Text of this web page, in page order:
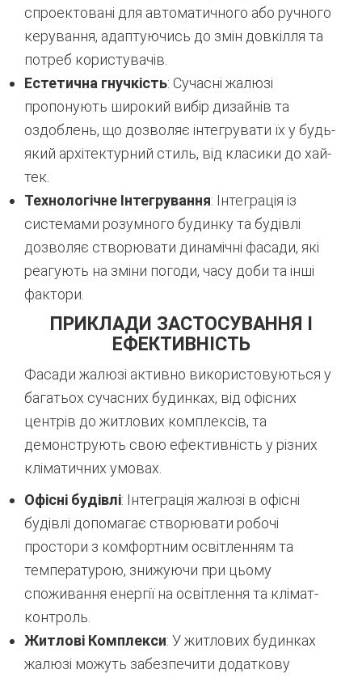
спроектовані для автоматичного або ручного
керування, адаптуючись до змін довкілля та
потреб користувачів.
Естетична гнучкість: Сучасні жалюзі
пропонують широкий вибір дизайнів та
оздоблень, що дозволяє інтегрувати їх у будь-
який архітектурний стиль, від класики до хай-
тек.
Технологічне Інтегрування: Інтеграція із
системами розумного будинку та будівлі
дозволяє створювати динамічні фасади, які
реагують на зміни погоди, часу доби та інші
фактори.
ПРИКЛАДИ ЗАСТОСУВАННЯ І
ЕФЕКТИВНІСТЬ
Фасади жалюзі активно використовуються у
багатьох сучасних будинках, від офісних
центрів до житлових комплексів, та
демонструють свою ефективність у різних
кліматичних умовах.
Офісні будівлі: Інтеграція жалюзі в офісні
будівлі допомагає створювати робочі
простори з комфортним освітленням та
температурою, знижуючи при цьому
споживання енергії на освітлення та клімат-
контроль.
Житлові Комплекси: У житлових будинках
жалюзі можуть забезпечити додаткову